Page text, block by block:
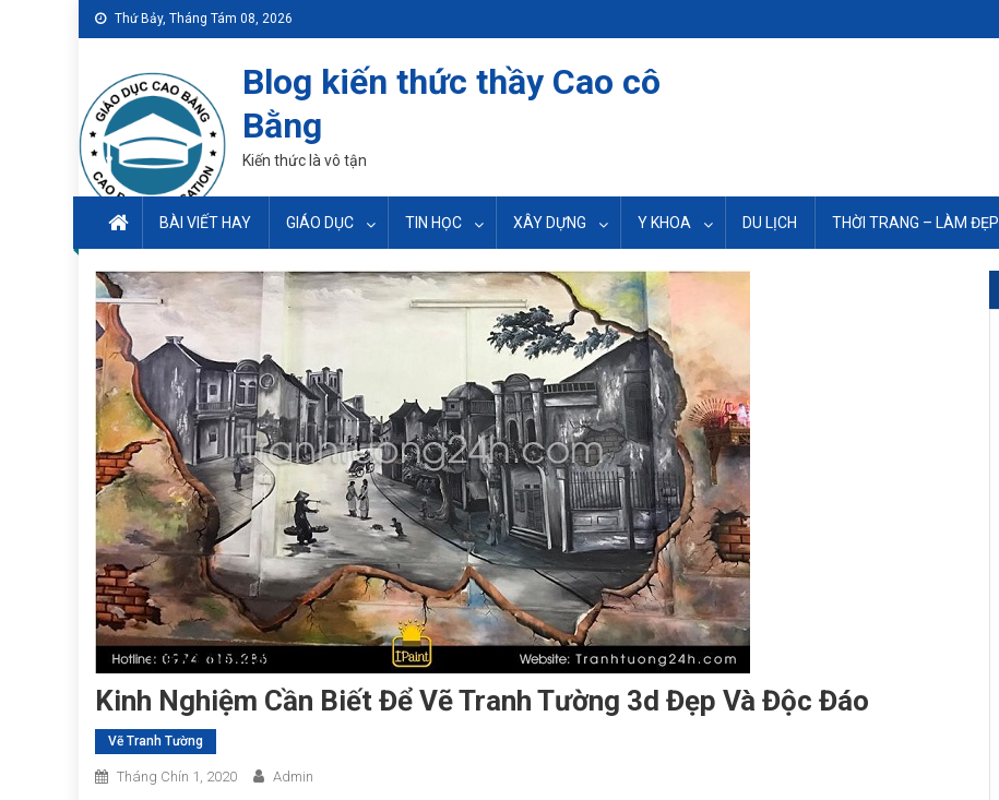
Thứ Bảy, Tháng Tám 08, 2026
Blog kiến thức thầy Cao cô
Bằng
Kiến thức là vô tận
BÀI VIẾT HAY GIÁO DỤC TIN HỌC XÂY DỰNG Y KHOA DU LỊCH THỜI TRANG – LÀM ĐẸP
Kinh Nghiệm Cần Biết Để Vẽ Tranh Tường 3d Đẹp Và Độc Đáo
Vẽ Tranh Tường
Tháng Chín 1, 2020 Admin